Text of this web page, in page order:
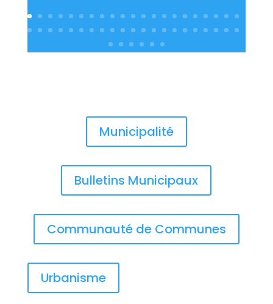
Municipalité
Bulletins Municipaux
Communauté de Communes
Urbanisme